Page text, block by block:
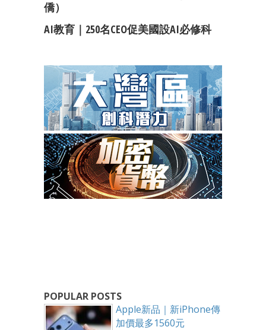
僑）
AI教育｜250名CEO促美國設AI必修科
POPULAR POSTS
Apple新品｜新iPhone傳
加價最多1560元